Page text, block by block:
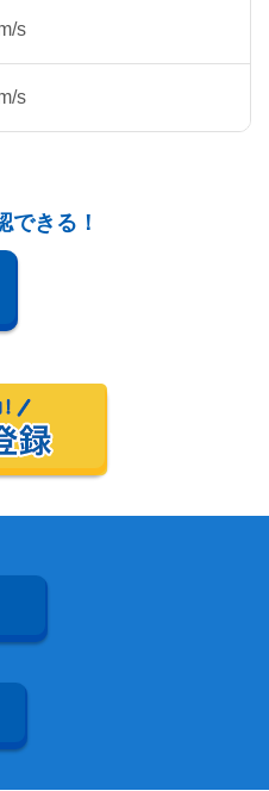
s
s
できる！